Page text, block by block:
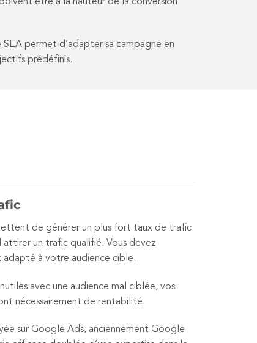
permet d’adapter sa campagne en
prédéfinis.
de générer un plus fort taux de trafic
un trafic qualifié. Vous devez
à votre audience cible.
avec une audience mal ciblée, vos
nécessairement de rentabilité.
sur Google Ads, anciennement Google